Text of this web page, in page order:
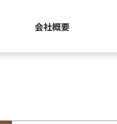
会社概要